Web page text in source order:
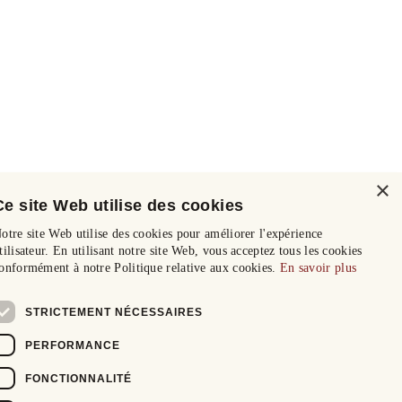
×
site Web utilise des cookies
site Web utilise des cookies pour améliorer l'expérience
En utilisant notre site Web, vous acceptez tous les cookies
à notre Politique relative aux cookies. En savoir plus
STRICTEMENT NÉCESSAIRES
PERFORMANCE
FONCTIONNALITÉ